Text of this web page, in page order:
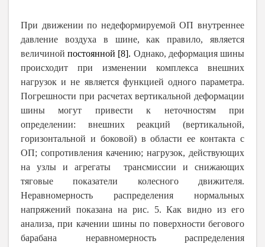
При движении по недеформируемой ОП внутреннее
давление воздуха в шине, как правило, является
величинойпостоянной [8]. Однако, деформация шины
происходит при изменении комплекса внешних
нагрузок и не является функцией одного параметра.
Погрешности при расчетахвертикальной деформации
шины
могут привести к неточностям при
определении: внешних реакций (вертикальной,
горизонтальной и боковой) в области ее контакта с
ОП; сопротивления качению; нагрузок, действующих
на узлы и агрегаты трансмиссии и снижающих
тяговые показатели колесного движителя.
Неравномерность распределения нормальных
напряжений показана на рис. 5. Как видно из его
анализа, при качении шины по поверхности бегового
барабана неравномерность распределения